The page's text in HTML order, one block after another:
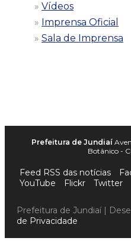
Vídeos
Imprensa Oficial
Sala de Imprensa
Prefeitura de Jundiaí
Botânico -
Feed RSS das notícias
YouTube
Flickr Twitter
Prefeitura de Jundiaí |
de Privacidade